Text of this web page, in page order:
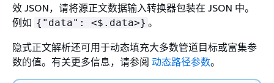
效 JSON，请将源正文数据输入转换器包装在 JSON 中。
例如 { "data": <$.data>} 。
隐式正文解析还可用于动态填充大多数管道目标或富集参
数的值。有关更多信息，请参阅 动态路径参数。